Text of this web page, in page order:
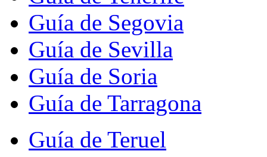
Guía de Segovia
Guía de Sevilla
Guía de Soria
Guía de Tarragona
Guía de Teruel